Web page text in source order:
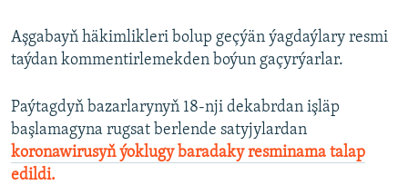
Aşgabayň häkimlikleri bolup geçýän ýagdaýlary resmi
taýdan kommentirlemekden boýun gaçyrýarlar.
Paýtagdyň bazarlarynyň 18-nji dekabrdan işläp
başlamagyna rugsat berlende satyjylardan
koronawirusyň ýoklugy baradaky resminama talap
edildi.